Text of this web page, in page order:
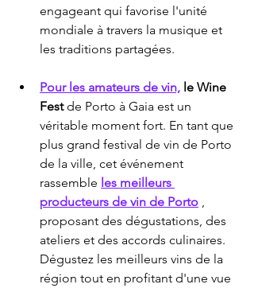
engageant qui favorise l'unité
mondiale à travers la musique et
les traditions partagées.
Pour les amateurs de vin, le Wine
Fest de Porto à Gaia est un
véritable moment fort. En tant que
plus grand festival de vin de Porto
de la ville, cet événement
rassemble les meilleurs
producteurs de vin de Porto ,
proposant des dégustations, des
ateliers et des accords culinaires.
Dégustez les meilleurs vins de la
région tout en profitant d'une vue